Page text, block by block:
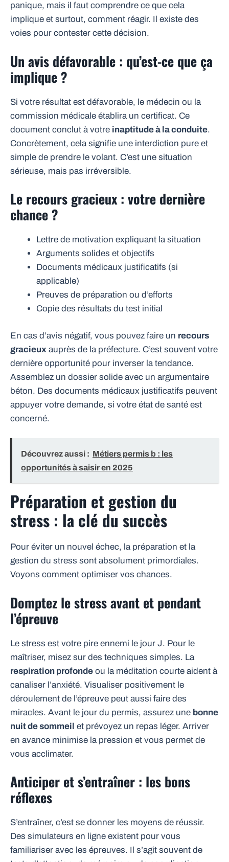
panique, mais il faut comprendre ce que cela
implique et surtout, comment réagir. Il existe des
voies pour contester cette décision.
Un avis défavorable : qu’est-ce que ça
implique ?
Si votre résultat est défavorable, le médecin ou la
commission médicale établira un certificat. Ce
document conclut à votre inaptitude à la conduite.
Concrètement, cela signifie une interdiction pure et
simple de prendre le volant. C’est une situation
sérieuse, mais pas irréversible.
Le recours gracieux : votre dernière
chance ?
Lettre de motivation expliquant la situation
Arguments solides et objectifs
Documents médicaux justificatifs (si
applicable)
Preuves de préparation ou d’efforts
Copie des résultats du test initial
En cas d’avis négatif, vous pouvez faire un recours
gracieux auprès de la préfecture. C’est souvent votre
dernière opportunité pour inverser la tendance.
Assemblez un dossier solide avec un argumentaire
béton. Des documents médicaux justificatifs peuvent
appuyer votre demande, si votre état de santé est
concerné.
Découvrez aussi : Métiers permis b : les
opportunités à saisir en 2025
Préparation et gestion du
stress : la clé du succès
Pour éviter un nouvel échec, la préparation et la
gestion du stress sont absolument primordiales.
Voyons comment optimiser vos chances.
Domptez le stress avant et pendant
l’épreuve
Le stress est votre pire ennemi le jour J. Pour le
maîtriser, misez sur des techniques simples. La
respiration profonde ou la méditation courte aident à
canaliser l’anxiété. Visualiser positivement le
déroulement de l’épreuve peut aussi faire des
miracles. Avant le jour du permis, assurez une bonne
nuit de sommeil et prévoyez un repas léger. Arriver
en avance minimise la pression et vous permet de
vous acclimater.
Anticiper et s’entraîner : les bons
réflexes
S’entraîner, c’est se donner les moyens de réussir.
Des simulateurs en ligne existent pour vous
familiariser avec les épreuves. Il s’agit souvent de